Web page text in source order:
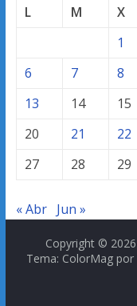
L
M X
1
6
7 8
13
14 15
20
21 22
27
28 29
« Abr Jun »
Copyright © 2026
Tema: ColorMag por